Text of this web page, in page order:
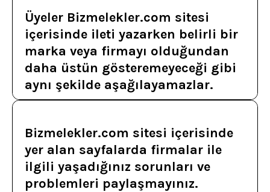
Üyeler Bizmelekler.com sitesi
içerisinde ileti yazarken belirli bir
marka veya firmayı olduğundan
daha üstün gösteremeyeceği gibi
aynı şekilde aşağılayamazlar.
Bizmelekler.com sitesi içerisinde
yer alan sayfalarda firmalar ile
ilgili yaşadığınız sorunları ve
problemleri paylaşmayınız.